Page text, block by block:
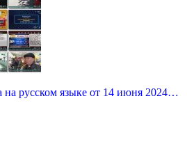
на русском языке от 14 июня 2024…